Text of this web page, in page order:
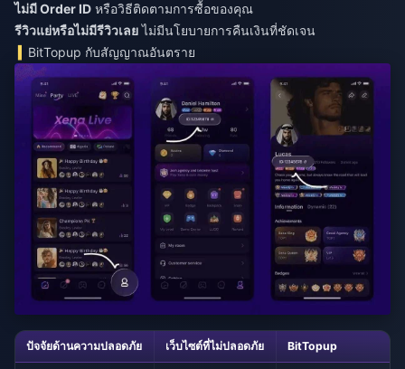
ไม่มี Order ID หรือวิธีติดตามการซื้อของคุณ
รีวิวแย่หรือไม่มีรีวิวเลยไม่มีนโยบายการคืนเงินที่ชัดเจน
BitTopup กับสัญญาณอันตราย
ปัจจัยด้านความปลอดภัย เว็บไซต์ที่ไม่ปลอดภัย BitTopup